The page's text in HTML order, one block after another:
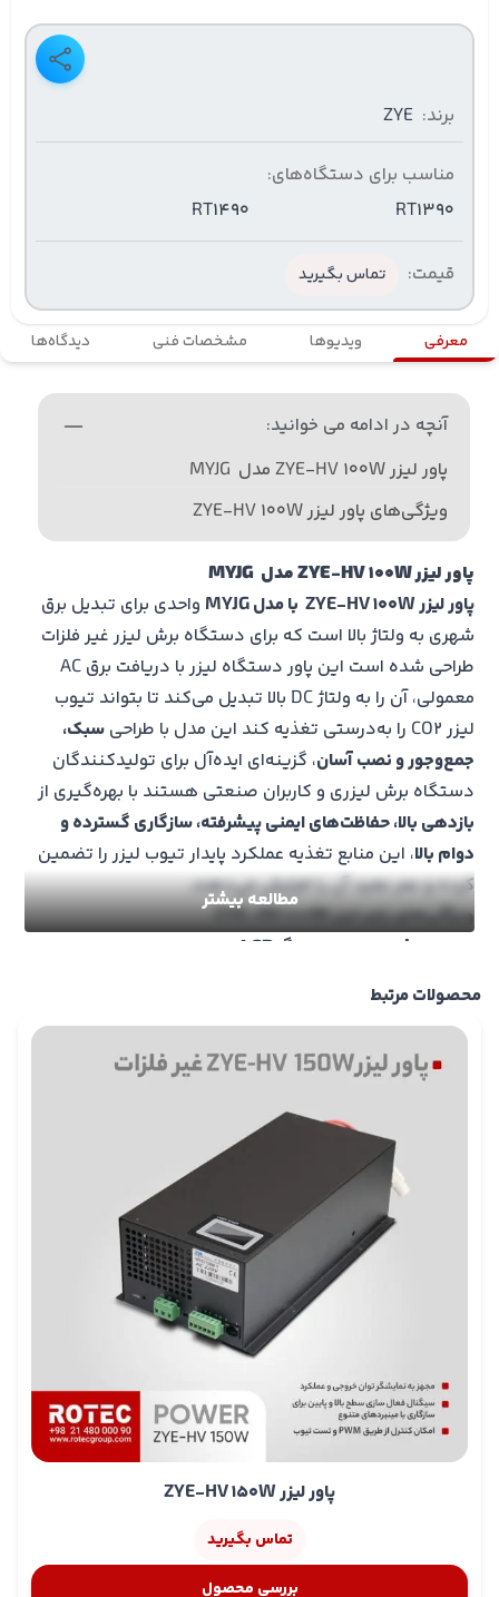
برند: ZYE
مناسب برای دستگاه‌های:
RT1390
RT1490
قیمت: تماس بگیرید
معرفی ویدیوها مشخصات فنی دیدگاه‌ها
آنچه در ادامه می خوانید:
پاور لیزر ZYE-HV 100W مدل MYJG
ویژگی‌های پاور لیزر ZYE-HV 100W
پاور لیزر ZYE-HV 100W مدل MYJG
پاور لیزر ZYE-HV 100W
با مدلMYJG واحدی برای تبدیل برق
شهری به ولتاژ بالا است که برای دستگاه برش لیزر غیر فلزات
طراحی شده است این پاور دستگاه لیزر
با دریافت برق AC
معمولی، آن را به ولتاژ DC بالا تبدیل می‌کند تا بتواند تیوب
لیزر CO2 را به‌درستی تغذیه کند این مدل با طراحی
سبک،
جمع‌وجور و نصب آسان، گزینه‌ای ایده‌آل برای تولیدکنندگان
دستگاه‌ برش لیزری و کاربران صنعتی هستند با بهره‌گیری از
بازدهی بالا، حفاظت‌های ایمنی پیشرفته، سازگاری گسترده و
دوام بالا، این منابع تغذیه عملکرد پایدارتیوب لیزررا تضمین
کرده و عمر مفید آن را افزایش می‌دهند.
ویژگی‌های پاور لیزر ZYE-HV 100W
طراحی ماژولار و مانیتورینگ LCD
افزایش پایداری
مانند نسخه‌های دارای پسوند Y، نمایشگر LCD تعبیه شده که
جریان خروجی به تیوب لیزر را به‌صورت لحظه‌ای نمایش می‌دهد
این قابلیت به اپراتورها امکان کنترل دقیق‌تر فرایند حکاکی یا
برش را می‌دهد.
Soft-Switch
با بازدهی بالا
از مدار نیم‌پل با فناوری
بهره می‌برند که راندمان تبدیل انرژی را تا حدود۹۰٪
می‌دهد این تکنولوژی باعث
کاهش تلفات حرارتی و پاسخ‌دهی
به سیگنال‌های ورودی می‌شود سرعت پاسخ‌دهی این
منابع تغذیه زیر ۱ میلی‌ثانیه است، به‌طوری‌که بلافاصله پس از
ارسال فرمان از کنترلر، تیوب لیزر فعال می‌شود این قابلیت در
بهبود کیفیت و سرعت برش بسیار مؤثر است.
سازگاری کامل با انواع تیوب‌های لیزرCO2
پاور لیزر ZYE-HV 100W
با انواع تیوب‌دستگاه برش لیزر غیر
کاملاً سازگارند به‌عنوان مثال:
این مدل از هر دو حالتتریگر فعال در سطح بالا یا پایین
مطالعه بیشتر
محصولات مرتبط
پاور لیزر ZYE-HV 150W
تماس بگیرید
بررسی محصول